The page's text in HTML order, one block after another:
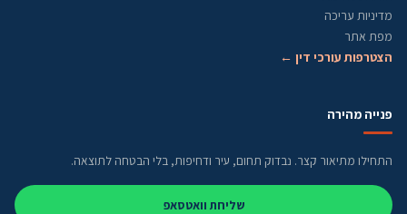
מדיניות עריכה
מפת אתר
הצטרפות עורכי דין ←
פנייה מהירה
התחילו מתיאור קצר. נבדוק תחום, עיר ודחיפות, בלי הבטחה לתוצאה.
שליחת וואטסאפ